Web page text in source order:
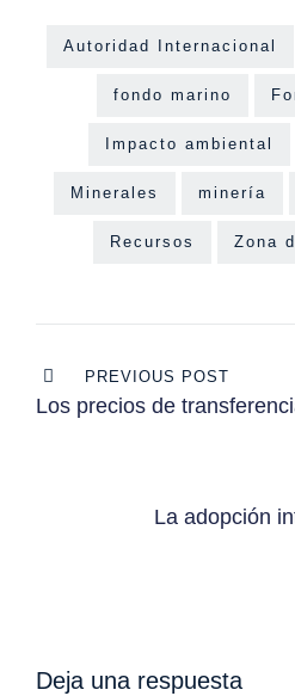
Autoridad Internacional
fondo marino
Impacto ambiental
Minerales minería
Recursos Zona
de
PREVIOUS POST
Los precios de
La adopción
Deja una respuesta